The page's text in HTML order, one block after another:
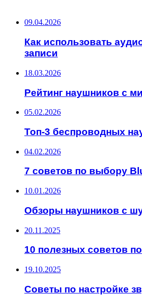
09.04.2026
Как использовать
записи
18.03.2026
Рейтинг наушников с
05.02.2026
Топ-3 беспроводных
04.02.2026
7 советов по выбору
10.01.2026
Обзоры наушников с
20.11.2025
10 полезных советов
19.10.2025
Советы по настройке